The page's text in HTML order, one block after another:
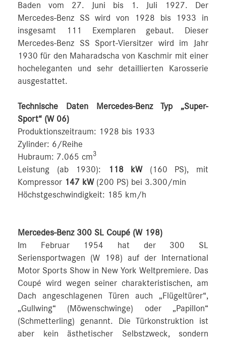
Baden vom 27. Juni bis 1. Juli 1927. Der
Mercedes-Benz SS wird von 1928 bis 1933 in
insgesamt 111 Exemplaren gebaut. Dieser
Mercedes-Benz SS Sport-Viersitzer wird im Jahr
1930 für den Maharadscha von Kaschmir mit einer
hocheleganten und sehr detaillierten Karosserie
ausgestattet.
Technische Daten Mercedes-Benz Typ „Super-
Sport“ (W 06)
Produktionszeitraum: 1928 bis 1933
Zylinder: 6/Reihe
Hubraum: 7.065 cm3
Leistung (ab 1930): 118 kW(160 PS), mit
Kompressor 147 kW(200 PS) bei 3.300/min
Höchstgeschwindigkeit: 185 km/h
Mercedes-Benz 300 SL Coupé (W 198)
Im Februar 1954 hat der 300 SL
Seriensportwagen (W 198) auf der International
Motor Sports Show in New York Weltpremiere. Das
Coupé wird wegen seiner charakteristischen, am
Dach angeschlagenen Türen auch „Flügeltürer“,
„Gullwing“ (Möwenschwinge) oder „Papillon“
(Schmetterling) genannt. Die Türkonstruktion ist
aber kein ästhetischer Selbstzweck, sondern